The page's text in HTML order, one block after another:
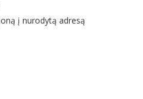
į nurodytą adresą